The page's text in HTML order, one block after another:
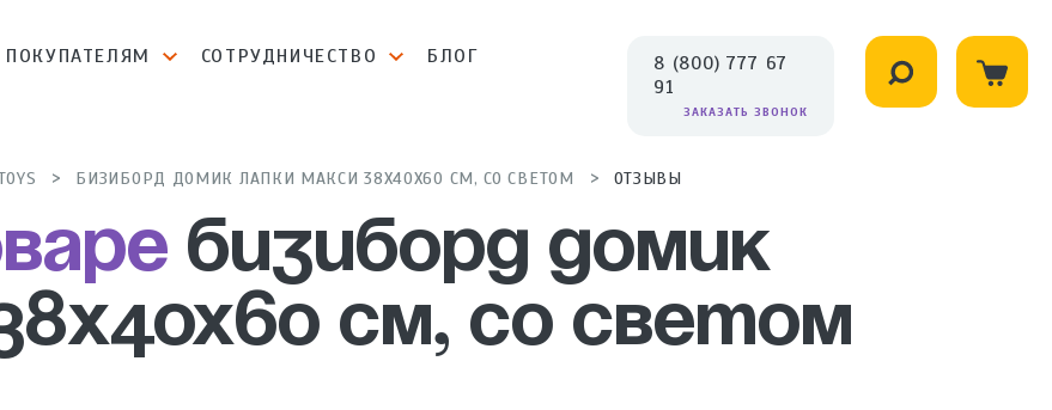
ПОКУПАТЕЛЯМ СОТРУДНИЧЕСТВО
БЛОГ
8 (800) 777 67
91
ЗАКАЗАТЬ ЗВОНОК
БИЗИБОРД ДОМИК ЛАПКИ МАКСИ 38Х40Х60 СМ, СО СВЕТОМ ОТЗЫВЫ
Бизиборд домик
см, со светом